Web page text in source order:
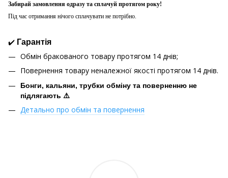
Забирай замовлення одразу та сплачуй протягом року!
Під час отримання нічого сплачувати не потрібно.
✔️ Гарантія
Обмін бракованого товару протягом 14 днів;
Повернення товару неналежної якості протягом 14 днів.
Бонги, кальяни, трубки обміну та поверненню не
підлягають ⚠️
Детально про обмін та повернення